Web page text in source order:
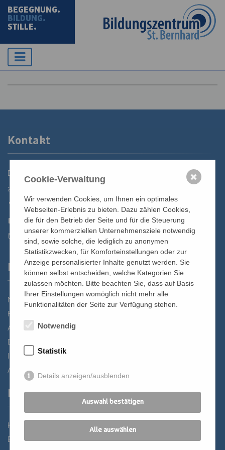
BEGEGNUNG.
BILDUNG.
STILLE.
Kontakt
Bildungszentrum St. Bernhard der Erzdiözese Wien
2700 Wiener Neustadt, Domplatz 1
02622 29131-5040
st.bernhard@edw.or.at
Links
Newsletter
Förderverein
Anreise
Datenschutz
Impressum
AGB
Partner
Katholisches Bildungswerk Wien
Bildung Regional
Cookie-Verwaltung
Wir verwenden Cookies, um Ihnen ein optimales
Webseiten-Erlebnis zu bieten. Dazu zählen Cookies,
die für den Betrieb der Seite und für die Steuerung
unserer kommerziellen Unternehmensziele notwendig
sind, sowie solche, die lediglich zu anonymen
Statistikzwecken, für Komforteinstellungen oder zur
Anzeige personalisierter Inhalte genutzt werden. Sie
können selbst entscheiden, welche Kategorien Sie
zulassen möchten. Bitte beachten Sie, dass auf Basis
Ihrer Einstellungen womöglich nicht mehr alle
Funktionalitäten der Seite zur Verfügung stehen.
Notwendig
Statistik
Details anzeigen/ausblenden
Auswahl bestätigen
Alle auswählen
✖